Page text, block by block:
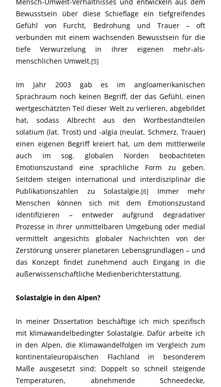
Bewusstsein über diese Schieflage ein tiefgreifendes
Gefühl von Furcht, Bedrohung und Trauer – oft
verbunden mit einem wachsenden Bewusstsein für die
tiefe Verwurzelung in ihrer eigenen mehr-als-
menschlichen Umwelt.[5]
Im Jahr 2003 gab es im angloamerikanischen
Sprachraum noch keinen Begriff, der das Gefühl, einen
wertgeschätzten Teil dieser Welt zu verlieren, abgebildet
hat, sodass Albrecht aus den Wortbestandteilen
solatium (lat. Trost) und -algia (neulat. Schmerz, Trauer)
einen eigenen Begriff kreiert hat, um dem mittlerweile
auch im sog. globalen Norden beobachteten
Emotionszustand eine sprachliche Form zu geben.
Seitdem steigen international und interdisziplinär die
Publikationszahlen zu Solastalgie.[6]
Immer mehr
Menschen können sich mit dem Emotionszustand
identifizieren – entweder aufgrund degradativer
Prozesse in ihrer unmittelbaren Umgebung oder medial
vermittelt angesichts globaler Nachrichten von der
Zerstörung unserer planetaren Lebensgrundlagen – und
das Konzept findet zunehmend auch Eingang in die
außerwissenschaftliche Medienberichterstattung.
Solastalgie in den Alpen?
In meiner Dissertation beschäftige ich mich spezifisch
mit klimawandelbedingter Solastalgie. Dafür arbeite ich
in den Alpen, die Klimawandelfolgen im Vergleich zum
kontinentaleuropäischen Flachland in besonderem
Maße ausgesetzt sind: Doppelt so schnell steigende
Temperaturen, abnehmende Schneedecke,